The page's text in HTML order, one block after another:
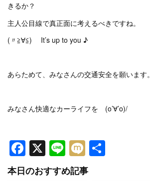
きるか？
主人公目線で真正面に考えるべきですね。
(〃≧∀≦)ゞ It’s up to you ♪
あらためて、みなさんの交通安全を願います。
みなさん快適なカーライフを (o’∀’o)/
Facebook
X LineMixi
本日のおすすめ記事